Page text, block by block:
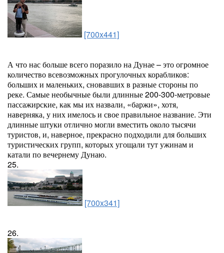
[700x441]
А что нас больше всего поразило на Дунае – это огромное
количество всевозможных прогулочных корабликов:
больших и маленьких, сновавших в разные стороны по
реке. Самые необычные были длинные 200-300-метровые
пассажирские, как мы их назвали, «баржи», хотя,
наверняка, у них имелось и свое правильное название. Эти
длинные штуки отлично могли вместить около тысячи
туристов, и, наверное, прекрасно подходили для больших
туристических групп, которых угощали тут ужинам и
катали по вечернему Дунаю.
25.
[700x341]
26.